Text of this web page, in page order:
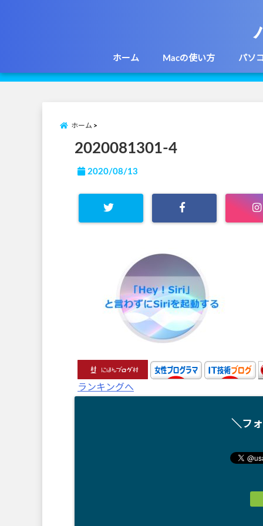
ホーム Macの使い方 パソ
ホーム
2020081301-4
2020/08/13
ランキングへ
＼フ